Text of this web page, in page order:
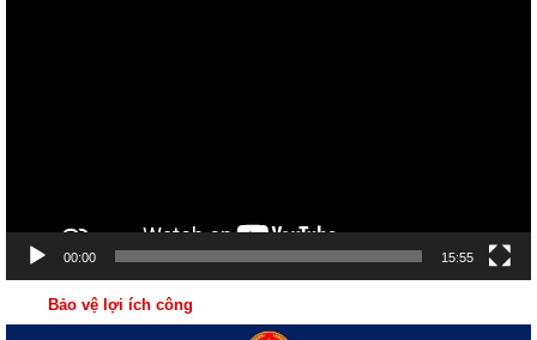
00:00 15:55
Bảo vệ lợi ích công